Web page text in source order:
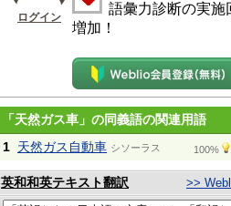
ログイン
語彙力診断の実施
増加！
「天然ガス車」の同義語の関連用語
1 天然ガス自動車 シソーラス 100%
英和和英テキスト翻訳 >>